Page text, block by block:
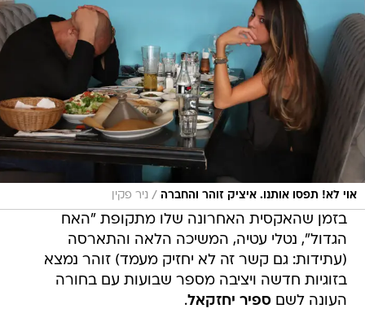
אוי לא! תפסו אותנו. איציק זוהר והחברה / ניר פקין
בזמן שהאקסית האחרונה שלו מתקופת "האח
הגדול", נטלי עטיה, המשיכה הלאה והתארסה
(עתידות: גם קשר זה לא יחזיק מעמד) זוהר נמצא
בזוגיות חדשה ויציבה מספר שבועות עם בחורה
העונה לשםספיר יחזקאל.